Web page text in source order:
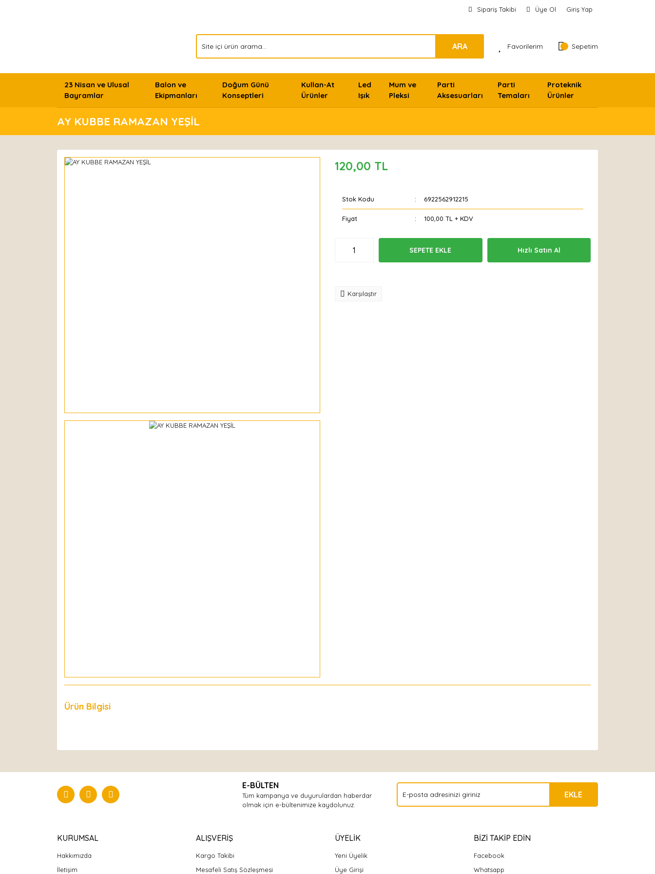
Sipariş Takibi Üye Ol Giriş Yap
ARA Favorilerim Sepetim
23 Nisan ve Ulusal
Bayramlar
Balon ve
Ekipmanları
Doğum Günü
Konseptleri
Kullan-At
Ürünler
Led
Işık
Mum ve
Pleksi
Parti
Aksesuarları
Parti
Temaları
Proteknik
Ürünler
AY KUBBE RAMAZAN YEŞİL
120,00 TL
Stok Kodu 6922562912215
Fiyat 100,00 TL + KDV
SEPETE EKLE Hızlı Satın Al
Karşılaştır
Ürün Bilgisi
Yorum Yaz
E-BÜLTEN
Tüm kampanya ve duyurulardan haberdar
olmak için e-bültenimize kaydolunuz.
EKLE
KURUMSAL
Hakkımızda
İletişim
ALIŞVERİŞ
Kargo Takibi
Mesafeli Satış Sözleşmesi
ÜYELİK
Yeni Üyelik
Üye Girişi
BİZİ TAKİP EDİN
Facebook
Whatsapp